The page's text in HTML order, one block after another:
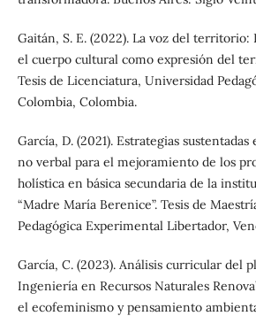
Gaitán, S. E. (2022). La voz del territorio:
el cuerpo cultural como expresión del
Tesis de Licenciatura, Universidad
Colombia, Colombia.
García, D. (2021). Estrategias
no verbal para el mejoramiento de los
holística en básica secundaria de la
“Madre María Berenice”. Tesis de
Pedagógica Experimental Libertador,
García, C. (2023). Análisis curricular del
Ingeniería en Recursos Naturales
el ecofeminismo y pensamiento